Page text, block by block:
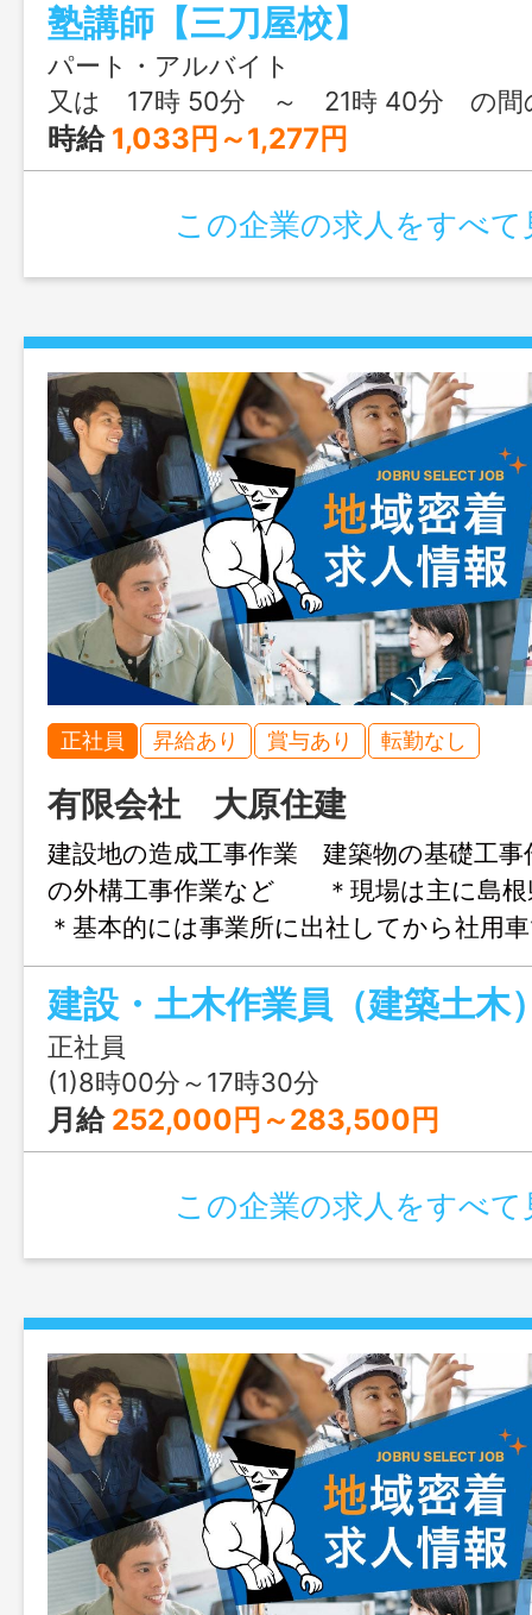
も歓迎 ※春期（３／２０頃～４月初旬
／２０頃～８／３１頃）及び冬期講習（
月初旬）の期間は、就業時間１２時３０
の間で２～４ 時間程度勤務できる方
なし
塾講師【三刀屋校】
パート・アルバイト
又は 17時 50分 ～ 21時 40分 の間
時給 1,033円～1,277円
この企業の求人をすべて
正社員 昇給あり 賞与あり 転勤なし
有限会社 大原住建
建設地の造成工事作業 建築物の基礎工
の外構工事作業など ＊現場は主に島
＊基本的には事業所に出社してから社用
ます。 ＊社用車（ダンプやトラックな
していただく場合があります。 ・変更
し
建設・土木作業員（建築土木
正社員
(1)8時00分～17時30分
月給 252,000円～283,500円
この企業の求人をすべて